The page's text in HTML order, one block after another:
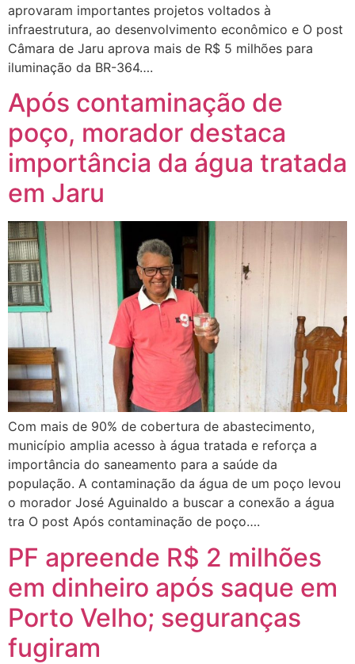
aprovaram importantes projetos voltados à
infraestrutura, ao desenvolvimento econômico e O post
Câmara de Jaru aprova mais de R$ 5 milhões para
iluminação da BR-364….
Após contaminação de
poço, morador destaca
importância da água tratada
em Jaru
Com mais de 90% de cobertura de abastecimento,
município amplia acesso à água tratada e reforça a
importância do saneamento para a saúde da
população. A contaminação da água de um poço levou
o morador José Aguinaldo a buscar a conexão a água
tra O post Após contaminação de poço….
PF apreende R$ 2 milhões
em dinheiro após saque em
Porto Velho; seguranças
fugiram